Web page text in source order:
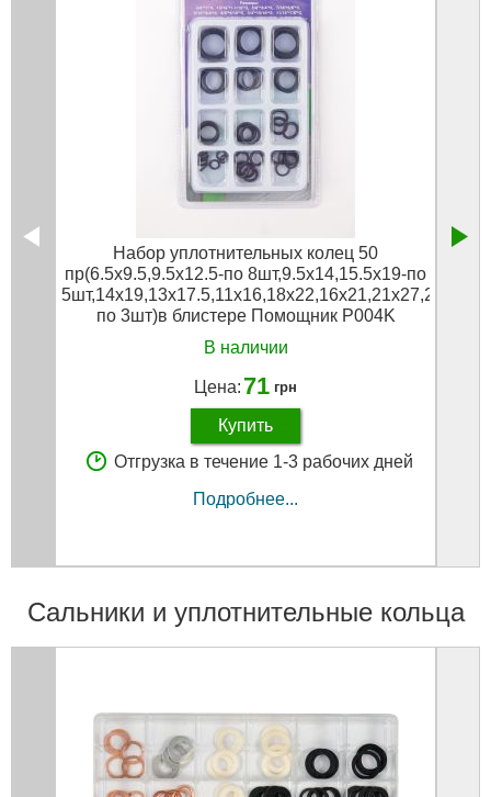
Набор уплотнительных колец 50
пр(6.5х9.5,9.5х12.5-по 8шт,9.5х14,15.5х19-по
по 3шт)в блистере Помощник P004K
В наличии
Цена: 71 грн
Купить
Отгрузка в течение 1-3 рабочих дней
Подробнее...
Сальники и уплотнительные кольца